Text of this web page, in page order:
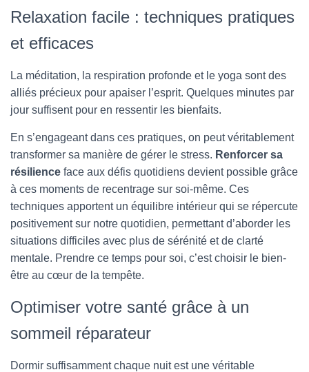
Relaxation facile : techniques pratiques
et efficaces
La méditation, la respiration profonde et le yoga sont des
alliés précieux pour apaiser l’esprit. Quelques minutes par
jour suffisent pour en ressentir les bienfaits.
En s’engageant dans ces pratiques, on peut véritablement
transformer sa manière de gérer le stress. Renforcer sa
résilience face aux défis quotidiens devient possible grâce
à ces moments de recentrage sur soi-même. Ces
techniques apportent un équilibre intérieur qui se répercute
positivement sur notre quotidien, permettant d’aborder les
situations difficiles avec plus de sérénité et de clarté
mentale. Prendre ce temps pour soi, c’est choisir le bien-
être au cœur de la tempête.
Optimiser votre santé grâce à un
sommeil réparateur
Dormir suffisamment chaque nuit est une véritable